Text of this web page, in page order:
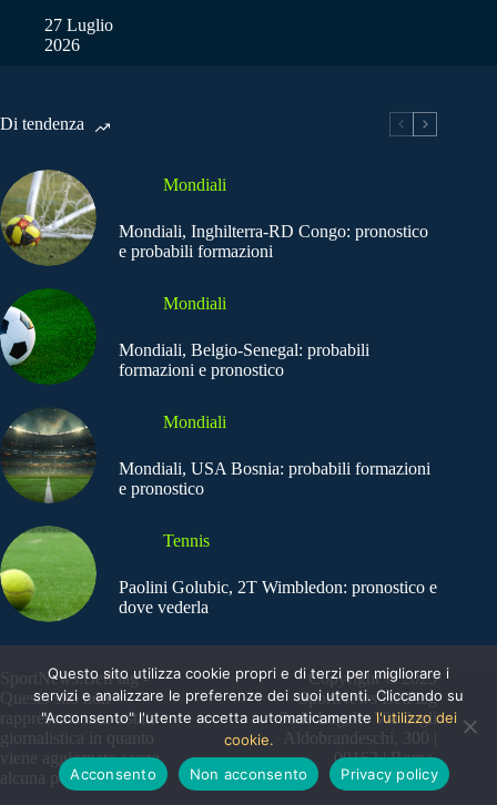
27 Luglio
2026
Di tendenza
Mondiali
Mondiali, Inghilterra-RD Congo: pronostico
e probabili formazioni
Mondiali
Mondiali, Belgio-Senegal: probabili
formazioni e pronostico
Mondiali
Mondiali, USA Bosnia: probabili formazioni
e pronostico
Tennis
Paolini Golubic, 2T Wimbledon: pronostico e
dove vederla
SportNews.BetFlag -
Questo sito non
rappresenta una testata
giornalistica in quanto
viene aggiornato senza
alcuna periodicità
Copyright © 2025
SportNews BetFlag
Sede Legale: Via degli
Aldobrandeschi, 300 |
00163 | Roma
Questo sito utilizza cookie propri e di terzi per migliorare i
servizi e analizzare le preferenze dei suoi utenti. Cliccando su
"Acconsento" l'utente accetta automaticamente l'utilizzo dei
cookie.
Acconsento
Non acconsento Privacy policy